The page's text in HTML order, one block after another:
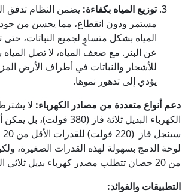
توزيع المياه بكفاءة: يضمن النظام تدفق
مستمر ودون انقطاع، مما يحسن من
المياه بشكل متساوٍ لجميع النباتات، حتى
عن البئر. مع ضعف المياه، لا تصل
للأشجار والنباتات في أطراف الأرض
يؤدي إلى تدهور نموها.
دعم أنواع متعددة من مصادر الكهرباء: لا
الكهرباء البديل ثلاثة فاز (380
لوحة الدمج بسهولة لهذه القدرات الصغيرة،
من 20 حصان تتطلب مصدر كهرباء بديل ثلاثي الطور.
التطبيقات والفوائد: